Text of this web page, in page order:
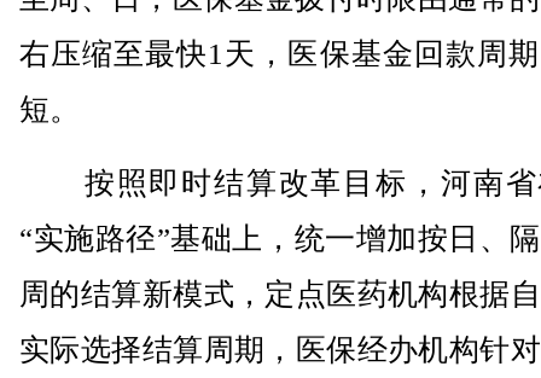
右压缩至最快1天，医保基金回款周
短。
按照即时结算改革目标，河南省
“实施路径”基础上，统一增加按日、
周的结算新模式，定点医药机构根据
实际选择结算周期，医保经办机构针